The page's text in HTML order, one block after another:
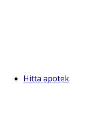
Hitta apotek